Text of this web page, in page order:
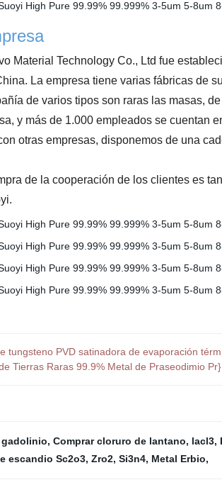
Material Technology Co., Ltd fue
La empresa tiene varias fábricas de
de varios tipos son raras las masas,
y más de 1.000 empleados se cuentan
otras empresas, disponemos de una
de la cooperación de los clientes es
tungsteno PVD satinadora de evaporación
Tierras Raras 99.9% Metal de Praseodimio Pr}
gadolinio, Comprar cloruro de lantano, lacl3,
escandio Sc2o3, Zro2, Si3n4, Metal Erbio,